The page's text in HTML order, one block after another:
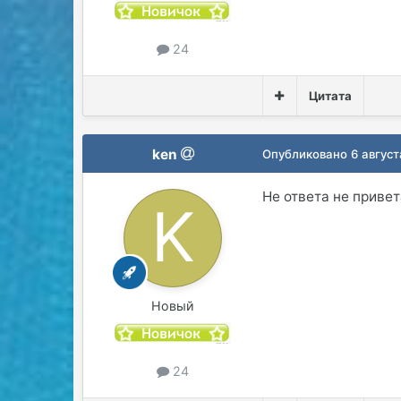
24
Цитата
ken
Новый
24
Опубликовано6
Не ответа не